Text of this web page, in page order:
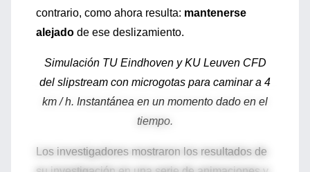
contrario, como ahora resulta: mantenerse
alejado de ese deslizamiento.
Simulación TU Eindhoven y KU Leuven CFD
del slipstream con microgotas para caminar a 4
km / h. Instantánea en un momento dado en el
tiempo.
Los investigadores mostraron los resultados de